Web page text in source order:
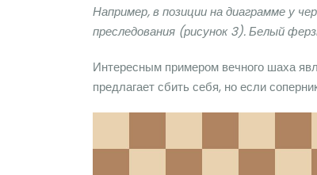
Например, в позиции на диаграмме у
преследования (рисунок 3). Белый
Интересным примером вечного шаха
предлагает сбить себя, но если